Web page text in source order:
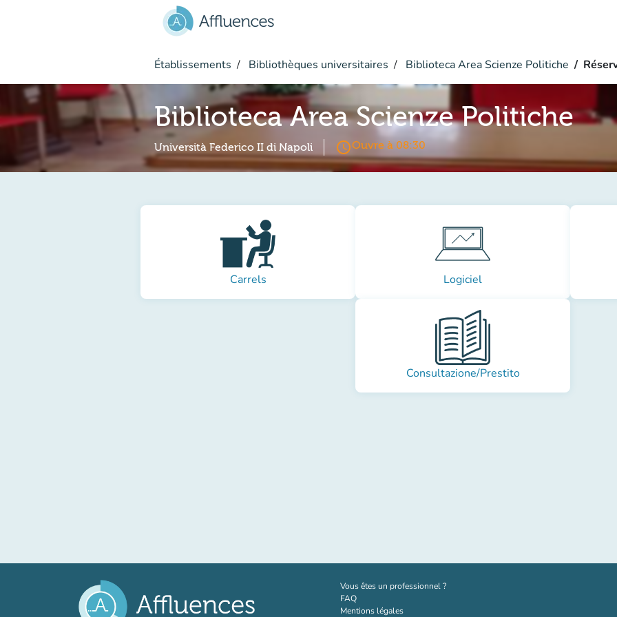
Établissements Bibliothèques universitaires Biblioteca Area Scienze Politiche
Biblioteca Area Scienze Politiche
Università Federico II di Napoli access_timeOuvre à 08:30
Carrels Logiciel
Consultazione/Prestito
Vous êtes un professionnel ?(nouvel onglet)
FAQ
Mentions légales